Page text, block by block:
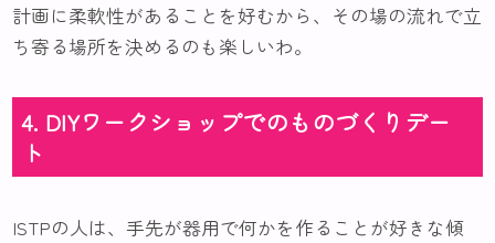
計画に柔軟性があることを好むから、その場の流れで立
ち寄る場所を決めるのも楽しいわ。
4. DIYワークショップでのものづくりデー
ト
ISTPの人は、手先が器用で何かを作ることが好きな傾